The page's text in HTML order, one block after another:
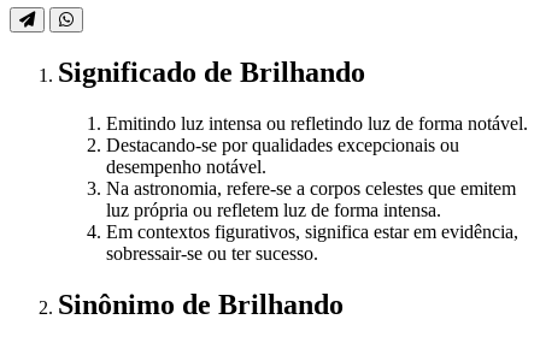
Significado de Brilhando
Emitindo luz intensa ou refletindo luz de forma notável.
Destacando-se por qualidades excepcionais ou
desempenho notável.
Na astronomia, refere-se a corpos celestes que emitem
luz própria ou refletem luz de forma intensa.
Em contextos figurativos, significa estar em evidência,
sobressair-se ou ter sucesso.
Sinônimo de Brilhando